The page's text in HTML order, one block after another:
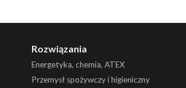
Rozwiązania
Energetyka, chemia, ATEX
Przemysł spożywczy i higieniczny